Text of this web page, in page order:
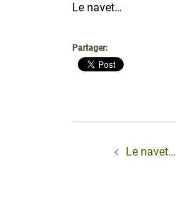
Le navet…
Partager:
d’articleLe navet…